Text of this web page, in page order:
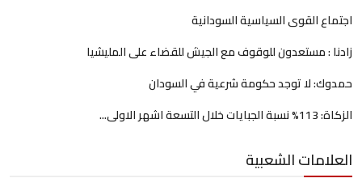
اجتماع القوى السياسية السودانية
زادنا : مستعدون للوقوف مع الجيش للقضاء على المليشيا
حمدوك: لا توجد حكومة شرعية في السودان
الزكاة: 113% نسبة الجبايات خلال التسعة اشهر الاولى...
العلامات الشعبية